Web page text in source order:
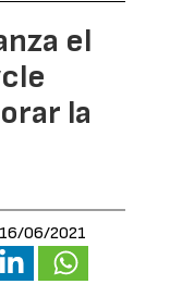
el
la
16/06/2021